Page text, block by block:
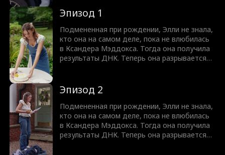
его, или скрывать правду от любимого
человека.
Эпизод 1
Подмененная при рождении, Элли не знала,
кто она на самом деле, пока не влюбилась
в Ксандера Мэддокса. Тогда она получила
результаты ДНК. Теперь она разрывается
его, или скрывать правду от любимого
человека.
Эпизод 2
Подмененная при рождении, Элли не знала,
кто она на самом деле, пока не влюбилась
в Ксандера Мэддокса. Тогда она получила
результаты ДНК. Теперь она разрывается